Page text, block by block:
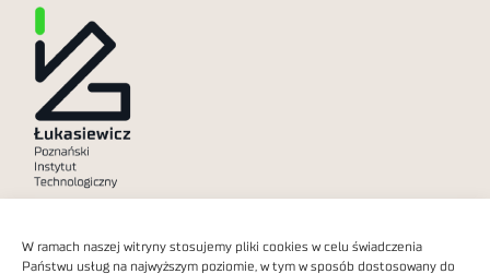
W ramach naszej witryny stosujemy pliki cookies w celu świadczenia
Państwu usług na najwyższym poziomie, w tym w sposób dostosowany do
Dostępność cyfrowa